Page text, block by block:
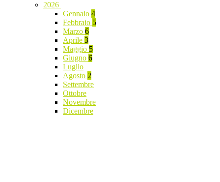
2026
Gennaio 4
Febbraio 5
Marzo 6
Aprile 3
Maggio 5
Giugno 6
Luglio
Agosto 2
Settembre
Ottobre
Novembre
Dicembre